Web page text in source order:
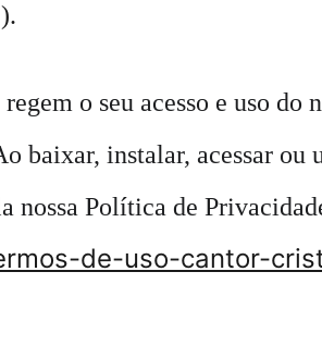
o seu acesso e uso
baixar, instalar, acessar
nossa Política de
de-uso-cantor-